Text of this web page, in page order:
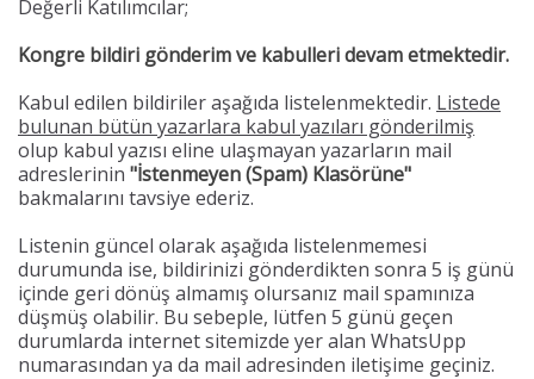
Değerli Katılımcılar;
Kongre bildiri gönderim ve kabulleri devam etmektedir.
Kabul edilen bildiriler aşağıda listelenmektedir. Listede
bulunan bütün yazarlara kabul yazıları gönderilmiş
olup kabul yazısı eline ulaşmayan yazarların mail
adreslerinin "İstenmeyen (Spam) Klasörüne"
bakmalarını tavsiye ederiz.
Listenin güncel olarak aşağıda listelenmemesi
durumunda ise, bildirinizi gönderdikten sonra 5 iş günü
içinde geri dönüş almamış olursanız mail spamınıza
düşmüş olabilir. Bu sebeple, lütfen 5 günü geçen
durumlarda internet sitemizde yer alan WhatsUpp
numarasından ya da mail adresinden iletişime geçiniz.